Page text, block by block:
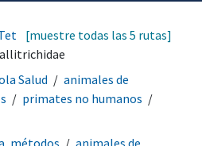
Mammalia
[muestre todas las 5 rutas]
Salud
animales de
primates no humanos
métodos
animales de